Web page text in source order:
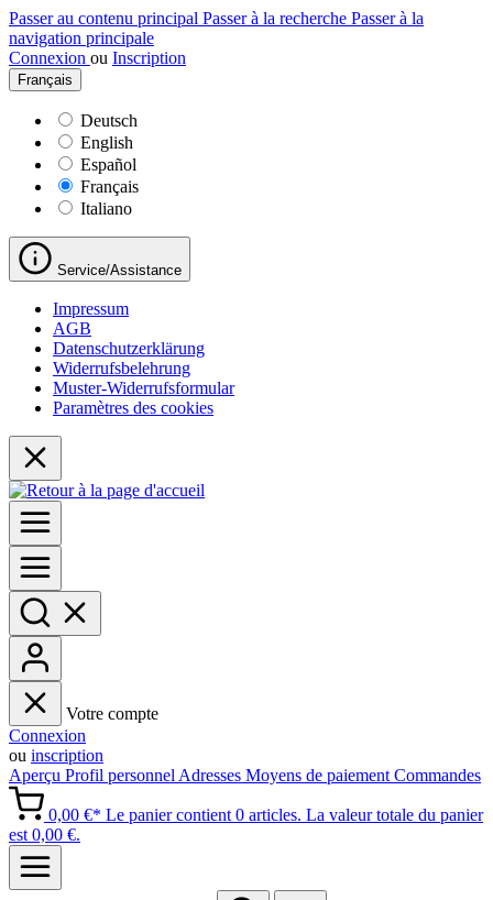
Passer au contenu principal Passer à la recherche Passer à la
navigation principale
Connexion ou Inscription
Français
Deutsch
English
Español
Français
Italiano
Service/Assistance
Impressum
AGB
Datenschutzerklärung
Widerrufsbelehrung
Muster-Widerrufsformular
Paramètres des cookies
Votre compte
Connexion
ou inscription
Aperçu Profil personnel Adresses Moyens de paiement Commandes
0,00 €* Le panier contient 0 articles. La valeur totale du panier
est 0,00 €.